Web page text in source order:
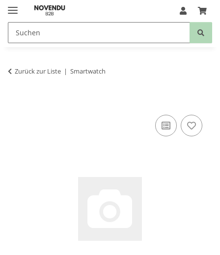
Zurück zur Liste Smartwatch